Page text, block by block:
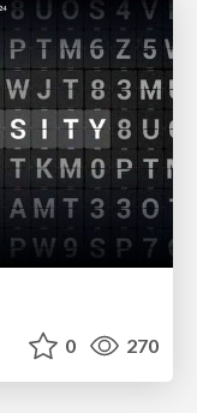
0 270